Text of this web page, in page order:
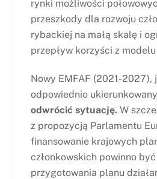
rynki możliwości
przeszkody dla rozwoju
rybackiej na małą skalę i
przepływ korzyści z modelu
Nowy EMFAF (2021-2027),
odpowiednio
odwrócić sytuację.W
z propozycją Parlamentu
finansowanie krajowych
członkowskich powinno
przygotowania planu